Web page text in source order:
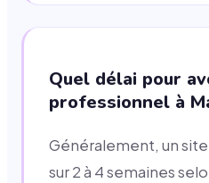
Quel délai pour
professionnel à
Généralement, un
sur 2 à 4 semaines